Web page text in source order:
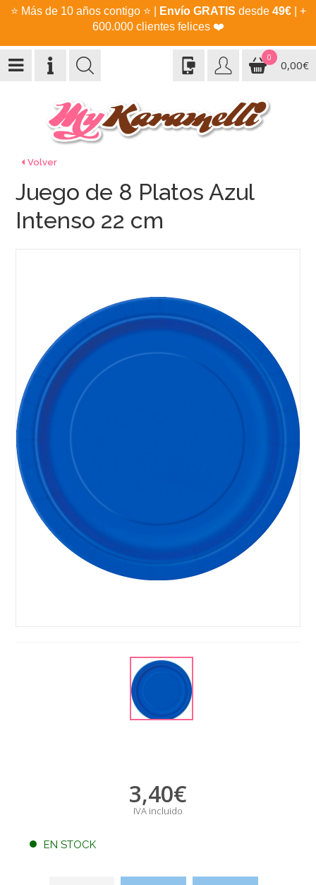
⭐ Más de 10 años contigo ⭐ Envío GRATIS desde 49€| +
600.000 clientes felices ❤️
0
0,00€
Volver
Juego de 8 Platos Azul
Intenso 22 cm
3,40€
IVA incluido
EN STOCK